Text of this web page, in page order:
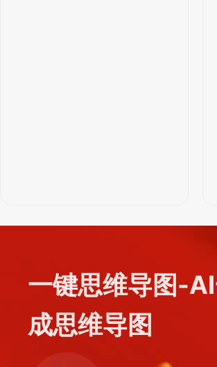
一键思维导图-
成思维导图